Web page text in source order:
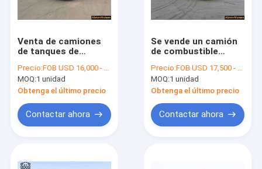
Venta de camiones
de tanques de
¥ Capacidad y precio
Precio:FOB USD 16,000 - 30,000 PER UNIT
MOQ:1 unidad
Obtenga el último precio
Contactar ahora
Se vende un camión
de combustible
20 mil litros.
Precio:FOB USD 17,500 - 30,000 PER UNIT
MOQ:1 unidad
Obtenga el último precio
Contactar ahora